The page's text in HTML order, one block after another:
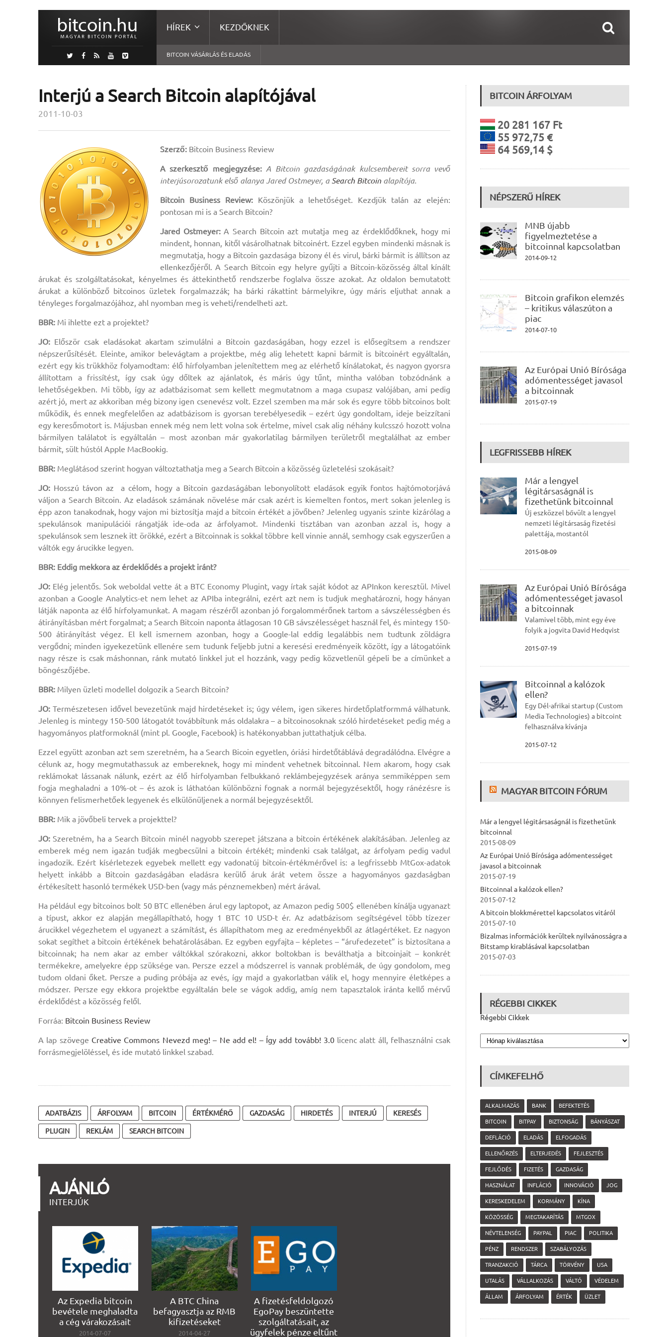
HÍREK KEZDŐKNEK
BITCOIN VÁSÁRLÁS ÉS ELADÁS
Interjú a Search Bitcoin alapítójával
2011-10-03
Szerző: Bitcoin Business Review
A szerkesztő megjegyzése:A Bitcoin gazdaságának kulcsembereit sorra vevő
interjúsorozatunk első alanya Jared Ostmeyer, a Search Bitcoin alapítója.
Bitcoin Business Review: Köszönjük a lehetőséget. Kezdjük talán az elején:
pontosan mi is a Search Bitcoin?
Jared Ostmeyer:A Search Bitcoin azt mutatja meg az érdeklődőknek, hogy mi
mindent, honnan, kitől vásárolhatnak bitcoinért. Ezzel egyben mindenki másnak is
megmutatja, hogy a Bitcoin gazdasága bizony él és virul, bárki bármit is állítson az
ellenkezőjéről. A Search Bitcoin egy helyre gyűjti a Bitcoin-közösség által kínált
árukat és szolgáltatásokat, kényelmes és áttekinthető rendszerbe foglalva össze azokat. Az oldalon bemutatott
árukat a különböző bitcoinos üzletek forgalmazzák; ha bárki rákattint bármelyikre, úgy máris eljuthat annak a
tényleges forgalmazójához, ahl nyomban meg is veheti/rendelheti azt.
BBR: Mi ihlette ezt a projektet?
JO: Először csak eladásokat akartam szimulálni a Bitcoin gazdaságában, hogy ezzel is elősegítsem a rendszer
népszerűsítését. Eleinte, amikor belevágtam a projektbe, még alig lehetett kapni bármit is bitcoinért egyáltalán,
ezért egy kis trükkhöz folyamodtam: élő hírfolyamban jelenítettem meg az elérhető kínálatokat, és nagyon gyorsra
állítottam a frissítést, így csak úgy dőltek az ajánlatok, és máris úgy tűnt, mintha valóban tobzódnánk a
lehetőségekben. Mi több, így az adatbázisomat sem kellett megmutatnom a maga csupasz valójában, ami pedig
azért jó, mert az akkoriban még bizony igen csenevész volt. Ezzel szemben ma már sok és egyre több bitcoinos bolt
működik, és ennek megfelelően az adatbázisom is gyorsan terebélyesedik – ezért úgy gondoltam, ideje beizzítani
egy keresőmotort is. Májusban ennek még nem lett volna sok értelme, mivel csak alig néhány kulcsszó hozott volna
bármilyen találatot is egyáltalán – most azonban már gyakorlatilag bármilyen területről megtalálhat az ember
bármit, sült hústól Apple MacBookig.
BBR: Meglátásod szerint hogyan változtathatja meg a Search Bitcoin a közösség üzletelési szokásait?
JO: Hosszú távon az a célom, hogy a Bitcoin gazdaságában lebonyolított eladások egyik fontos hajtómotorjává
váljon a Search Bitcoin. Az eladások számának növelése már csak azért is kiemelten fontos, mert sokan jelenleg is
épp azon tanakodnak, hogy vajon mi biztosítja majd a bitcoin értékét a jövőben? Jelenleg ugyanis szinte kizárólag a
spekulánsok manipulációi rángatják ide-oda az árfolyamot. Mindenki tisztában van azonban azzal is, hogy a
spekulánsok sem lesznek itt örökké, ezért a Bitcoinnak is sokkal többre kell vinnie annál, semhogy csak egyszerűen a
váltók egy árucikke legyen.
BBR: Eddig mekkora az érdeklődés a projekt iránt?
JO: Elég jelentős. Sok weboldal vette át a BTC Economy Plugint, vagy írtak saját kódot az APInkon keresztül. Mivel
azonban a Google Analytics-et nem lehet az APIba integrálni, ezért azt nem is tudjuk meghatározni, hogy hányan
látják naponta az élő hírfolyamunkat. A magam részéről azonban jó forgalommérőnek tartom a sávszélességben és
átirányításban mért forgalmat; a Search Bitcoin naponta átlagosan 10 GB sávszélességet használ fel, és mintegy 150-
500 átirányítást végez. El kell ismernem azonban, hogy a Google-lal eddig legalábbis nem tudtunk zöldágra
vergődni; minden igyekezetünk ellenére sem tudunk feljebb jutni a keresési eredményeik között, így a látogatóink
nagy része is csak máshonnan, ránk mutató linkkel jut el hozzánk, vagy pedig közvetlenül gépeli be a címünket a
böngészőjébe.
BBR: Milyen üzleti modellel dolgozik a Search Bitcoin?
JO: Természetesen idővel bevezetünk majd hirdetéseket is; úgy vélem, igen sikeres hirdetőplatformmá válhatunk.
Jelenleg is mintegy 150-500 látogatót továbbítunk más oldalakra – a bitcoinosoknak szóló hirdetéseket pedig még a
hagyományos platformoknál (mint pl. Google, Facebook) is hatékonyabban juttathatjuk célba.
Ezzel együtt azonban azt sem szeretném, ha a Search Bicoin egyetlen, óriási hirdetőtáblává degradálódna. Elvégre a
célunk az, hogy megmutathassuk az embereknek, hogy mi mindent vehetnek bitcoinnal. Nem akarom, hogy csak
reklámokat lássanak nálunk, ezért az élő hírfolyamban felbukkanó reklámbejegyzések aránya semmiképpen sem
fogja meghaladni a 10%-ot – és azok is láthatóan különbözni fognak a normál bejegyzésektől, hogy ránézésre is
könnyen felismerhetőek legyenek és elkülönüljenek a normál bejegyzésektől.
BBR: Mik a jövőbeli tervek a projekttel?
JO: Szeretném, ha a Search Bitcoin minél nagyobb szerepet játszana a bitcoin értékének alakításában. Jelenleg az
emberek még nem igazán tudják megbecsülni a bitcoin értékét; mindenki csak találgat, az árfolyam pedig vadul
ingadozik. Ezért kísérletezek egyebek mellett egy vadonatúj bitcoin-értékmérővel is: a legfrissebb MtGox-adatok
helyett inkább a Bitcoin gazdaságában eladásra kerülő áruk árát vetem össze a hagyományos gazdaságban
értékesített hasonló termékek USD-ben (vagy más pénznemekben) mért árával.
Ha például egy bitcoinos bolt 50 BTC ellenében árul egy laptopot, az Amazon pedig 500$ ellenében kínálja ugyanazt
a típust, akkor ez alapján megállapítható, hogy 1 BTC 10 USD-t ér. Az adatbázisom segítségével több tízezer
árucikkel végezhetem el ugyanezt a számítást, és állapíthatom meg az eredményekből az átlagértéket. Ez nagyon
sokat segíthet a bitcoin értékének behatárolásában. Ez egyben egyfajta – képletes – “árufedezetet” is biztosítana a
bitcoinnak; ha nem akar az ember váltókkal szórakozni, akkor boltokban is beválthatja a bitcoinjait – konkrét
termékekre, amelyekre épp szüksége van. Persze ezzel a módszerrel is vannak problémák, de úgy gondolom, meg
tudom oldani őket. Persze a puding próbája az evés, így majd a gyakorlatban válik el, hogy mennyire életképes a
módszer. Persze egy ekkora projektbe egyáltalán bele se vágok addig, amíg nem tapasztalok iránta kellő mérvű
érdeklődést a közösség felől.
Forráa: Bitcoin Business Review
A lap szövege Creative Commons Nevezd meg! – Ne add el! – Így add tovább! 3.0licenc alatt áll, felhasználni csak
forrásmegjelöléssel, és ide mutató linkkel szabad.
ADATBÁZIS ÁRFOLYAM BITCOIN ÉRTÉKMÉRŐ GAZDASÁG HIRDETÉS INTERJÚ KERESÉS
PLUGIN REKLÁM SEARCH BITCOIN
AJÁNLÓ
INTERJÚK
Az Expedia bitcoin
bevétele meghaladta
a cég várakozásait
2014-07-07
A BTC China
befagyasztja az RMB
kifizetéseket
2014-04-27
A fizetésfeldolgozó
EgoPay beszüntette
szolgáltatásait, az
ügyfelek pénze eltűnt
BITCOIN ÁRFOLYAM
20 281 167 Ft
55 972,75 €
64 569,14 $
NÉPSZERŰ HÍREK
MNB újabb
figyelmeztetése a
bitcoinnal kapcsolatban
2014-09-12
Bitcoin grafikon elemzés
– kritikus válaszúton a
piac
2014-07-10
Az Európai Unió Bírósága
adómentességet javasol
a bitcoinnak
2015-07-19
LEGFRISSEBB HÍREK
Már a lengyel
légitársaságnál is
fizethetünk bitcoinnal
Új eszközzel bővült a lengyel
nemzeti légitársaság fizetési
palettája, mostantól
2015-08-09
Az Európai Unió Bírósága
adómentességet javasol
a bitcoinnak
Valamivel több, mint egy éve
folyik a jogvita David Hedqvist
2015-07-19
Bitcoinnal a kalózok
ellen?
Egy Dél-afrikai startup (Custom
Media Technologies) a bitcoint
felhasználva kívánja
2015-07-12
MAGYAR BITCOIN FÓRUM
Már a lengyel légitársaságnál is fizethetünk
bitcoinnal
2015-08-09
Az Európai Unió Bírósága adómentességet
javasol a bitcoinnak
2015-07-19
Bitcoinnal a kalózok ellen?
2015-07-12
A bitcoin blokkmérettel kapcsolatos vitáról
2015-07-10
Bizalmas információk kerültek nyilvánosságra a
Bitstamp kirablásával kapcsolatban
2015-07-03
RÉGEBBI CIKKEK
Régebbi Cikkek
CÍMKEFELHŐ
ALKALMAZÁS BANK BEFEKTETÉS
BITCOIN BITPAY BIZTONSÁG BÁNYÁSZAT
DEFLÁCIÓ ELADÁS ELFOGADÁS
ELLENŐRZÉS ELTERJEDÉS FEJLESZTÉS
FEJLŐDÉS FIZETÉS GAZDASÁG
HASZNÁLAT INFLÁCIÓ INNOVÁCIÓ JOG
KERESKEDELEM KORMÁNY KÍNA
KÖZÖSSÉG MEGTAKARÍTÁS MTGOX
NÉVTELENSÉG PAYPAL PIAC POLITIKA
PÉNZ RENDSZER SZABÁLYOZÁS
TRANZAKCIÓ TÁRCA TÖRVÉNY USA
UTALÁS VÁLLALKOZÁS VÁLTÓ VÉDELEM
ÁLLAM ÁRFOLYAM ÉRTÉK ÜZLET